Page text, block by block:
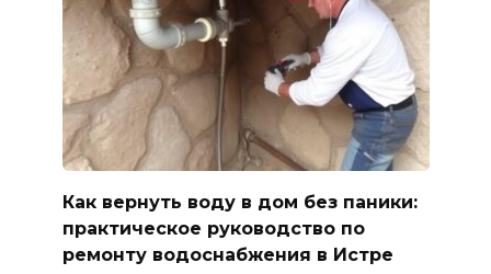
Как вернуть воду в дом без паники:
практическое руководство по
ремонту водоснабжения в Истре